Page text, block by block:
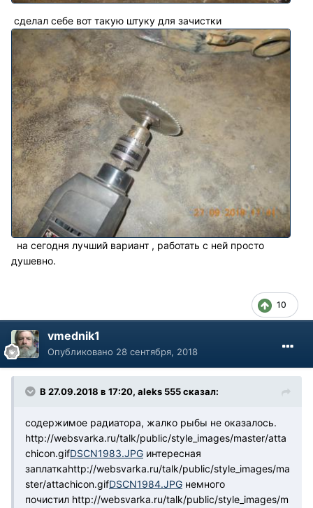
сделал себе вот такую штуку для зачистки
на сегодня лучший вариант , работать с ней просто
душевно.
10
vmednik1
Опубликовано 28 сентября, 2018
В 27.09.2018 в 17:20, aleks 555 сказал:
содержимое радиатора, жалко рыбы не оказалось.
http://websvarka.ru/talk/public/style_images/master/atta
chicon.gifDSCN1983.JPG интересная
заплаткаhttp://websvarka.ru/talk/public/style_images/ma
ster/attachicon.gifDSCN1984.JPG немного
почистил http://websvarka.ru/talk/public/style_images/m